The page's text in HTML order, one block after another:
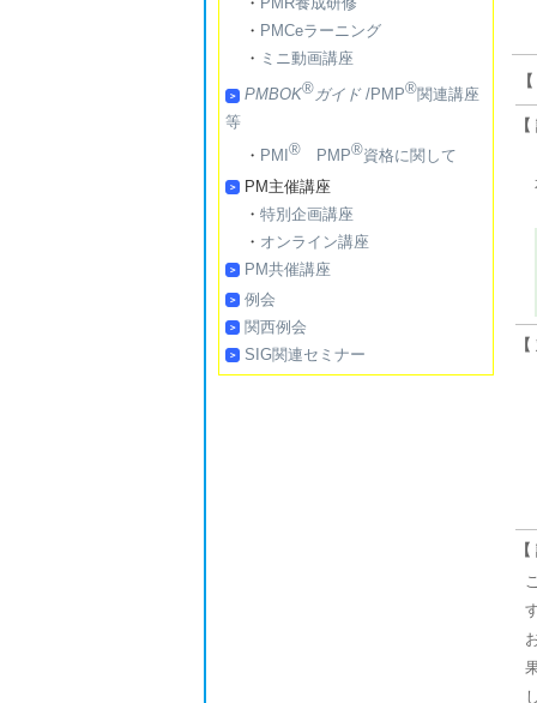
・ PMCeラーニング
・ ミニ動画講座
PMBOK®ガイド/PMP®関連講座
等
・ PMI ® PMP®資格に関して
PM主催講座
・ 特別企画講座
・ オンライン講座
PM共催講座
例会
関西例会
SIG関連セミナー